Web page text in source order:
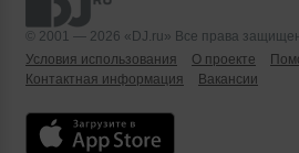
© 2001 — 2026 «DJ.ru» Все права
Условия использования
О проекте
Контактная информация
Вакансии